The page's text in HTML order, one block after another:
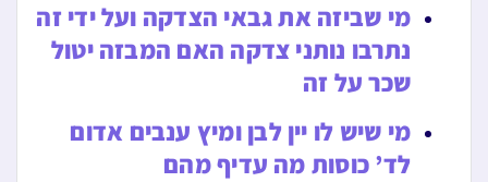
מי שביזה את גבאי הצדקה ועל ידי זה
נתרבו נותני צדקה האם המבזה יטול
שכר על זה
מי שיש לו יין לבן ומיץ ענבים אדום
לד’ כוסות מה עדיף מהם